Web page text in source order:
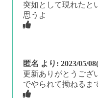
突如として現れたと
思うよ
匿名 より: 2023/05/
更新ありがとうござ
でやられて拗ねるま